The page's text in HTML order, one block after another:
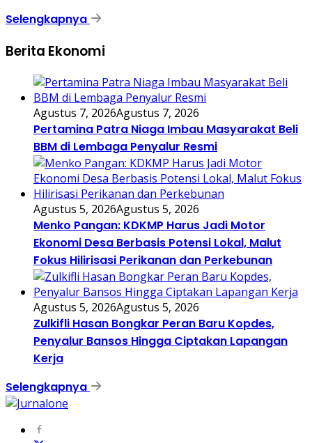
Selengkapnya
Berita Ekonomi
Agustus 7, 2026Agustus 7, 2026
Pertamina Patra Niaga Imbau Masyarakat Beli
BBM di Lembaga Penyalur Resmi
Agustus 5, 2026Agustus 5, 2026
Menko Pangan: KDKMP Harus Jadi Motor
Ekonomi Desa Berbasis Potensi Lokal, Malut
Fokus Hilirisasi Perikanan dan Perkebunan
Agustus 5, 2026Agustus 5, 2026
Zulkifli Hasan Bongkar Peran Baru Kopdes,
Penyalur Bansos Hingga Ciptakan Lapangan
Kerja
Selengkapnya